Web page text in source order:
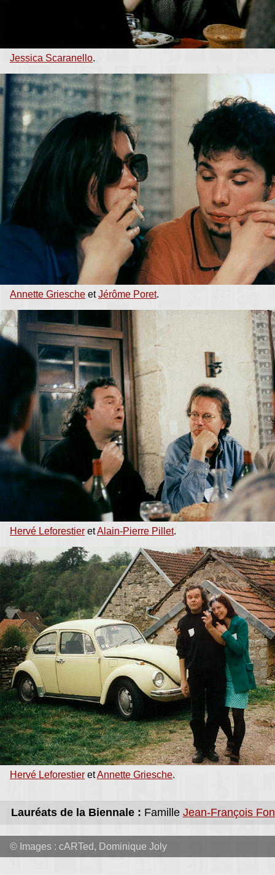
Jessica Scaranello.
Annette Griesche etJérôme Poret.
Hervé Leforestier etAlain-Pierre Pillet.
Hervé Leforestier etAnnette Griesche.
Lauréats de la Biennale : Famille Jean-François
© Images : cARTed, Dominique Joly